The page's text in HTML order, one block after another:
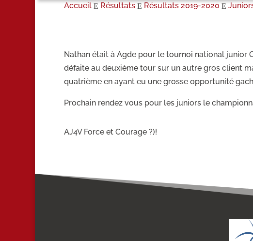
Accueil E Résultats E Résultats 2019-2020 E
Nathan était à Agde pour le tournoi national junior
défaite au deuxième tour sur un autre gros client
quatrième en ayant eu une grosse opportunité
Prochain rendez vous pour les juniors le
AJ4V Force et Courage ?)!